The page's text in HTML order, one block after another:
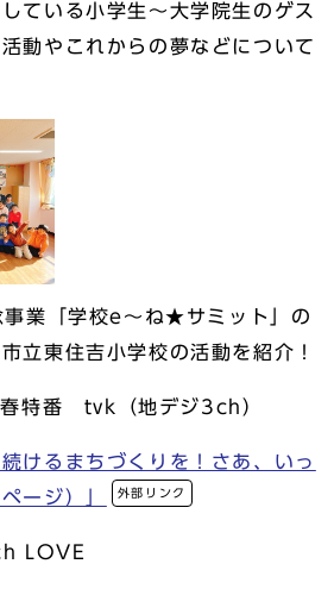
ている小学生～大学院生のゲス
動やこれからの夢などについて
業「学校e～ね★サミット」の
立東住吉小学校の活動を紹介！
春特番 tvk（地デジ3ch）
続けるまちづくりを！さあ、いっ
ージ）」
外部リンク
LOVE